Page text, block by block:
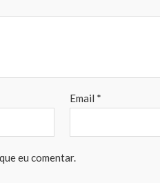
Email *
eu comentar.